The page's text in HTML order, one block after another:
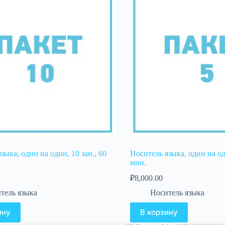
один на один, 10 зан., 60
языка
Носитель языка, один на
мин.
₽8,000.00
Носитель языка
В корзину